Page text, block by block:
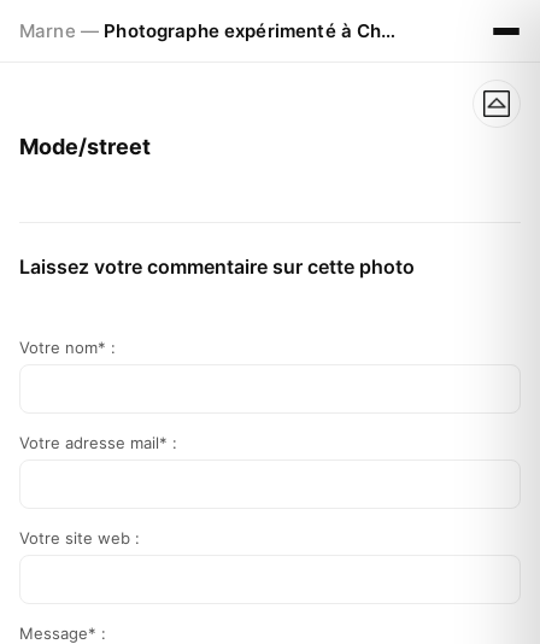
Marne — Photographe expérimenté à Chalons en Champagne
Mode/street
Laissez votre commentaire sur cette photo
Votre nom* :
Votre adresse mail* :
Votre site web :
Message* :